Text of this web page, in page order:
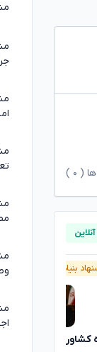
( ۰
بنیاد وکلا
کشاورزی